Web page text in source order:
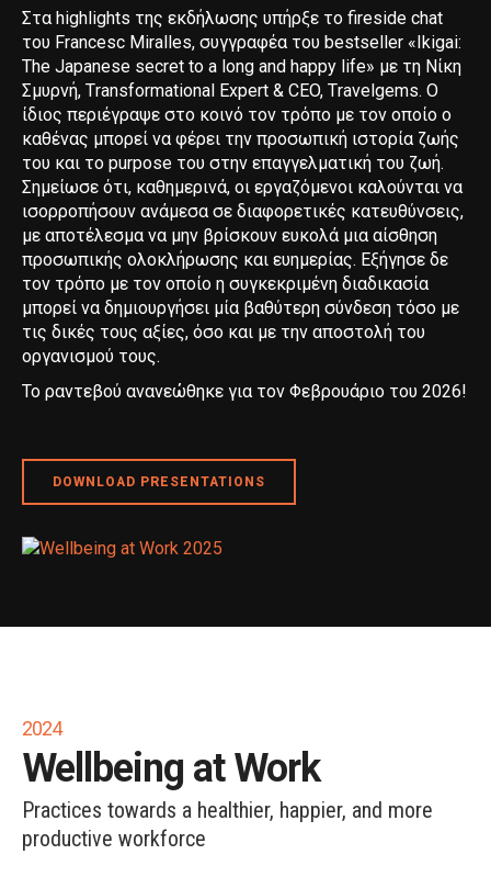
Στα highlights της εκδήλωσης υπήρξε το fireside chat
του Francesc Miralles, συγγραφέα του bestseller «Ikigai:
The Japanese secret to a long and happy life» με τη Νίκη
Σμυρνή, Τransformational Εxpert & CEO, Τravelgems. Ο
ίδιος περιέγραψε στο κοινό τον τρόπο με τον οποίο ο
καθένας μπορεί να φέρει την προσωπική ιστορία ζωής
του και το purpose του στην επαγγελματική του ζωή.
Σημείωσε ότι, καθημερινά, οι εργαζόμενοι καλούνται να
ισορροπήσουν ανάμεσα σε διαφορετικές κατευθύνσεις,
με αποτέλεσμα να μην βρίσκουν ευκολά μια αίσθηση
προσωπικής ολοκλήρωσης και ευημερίας. Εξήγησε δε
τον τρόπο με τον οποίο η συγκεκριμένη διαδικασία
μπορεί να δημιουργήσει μία βαθύτερη σύνδεση τόσο με
τις δικές τους αξίες, όσο και με την αποστολή του
οργανισμού τους.
Το ραντεβού ανανεώθηκε για τον Φεβρουάριο του 2026!
DOWNLOAD PRESENTATIONS
2024
Wellbeing at Work
Practices towards a healthier, happier, and more
productive workforce